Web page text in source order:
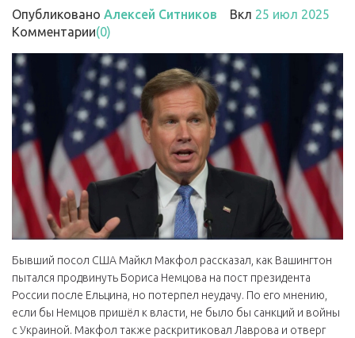
Опубликовано Алексей Ситников Вкл 25 июл 2025
Комментарии(0)
Бывший посол США Майкл Макфол рассказал, как Вашингтон
пытался продвинуть Бориса Немцова на пост президента
России после Ельцина, но потерпел неудачу. По его мнению,
если бы Немцов пришёл к власти, не было бы санкций и войны
с Украиной. Макфол также раскритиковал Лаврова и отверг